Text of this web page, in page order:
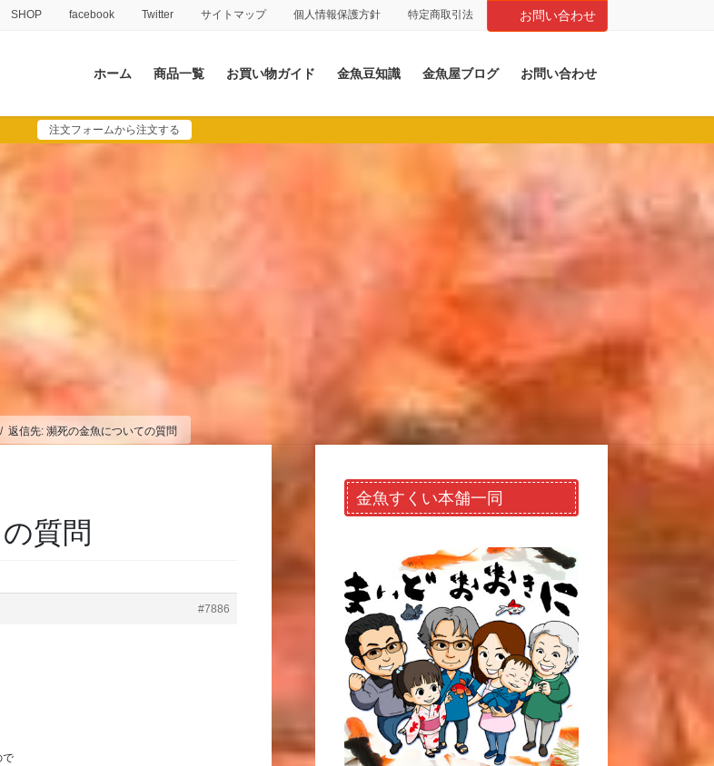
SHOP facebook Twitter サイトマップ 個人情報保護方針 特定商取引法 お問い合わせ
ホーム 商品一覧 お買い物ガイド 金魚豆知識 金魚屋ブログ お問い合わせ
注文フォームから注文する
返信先: 瀕死の金魚についての質問
質問
#7886
で
金魚すくい本舗一同